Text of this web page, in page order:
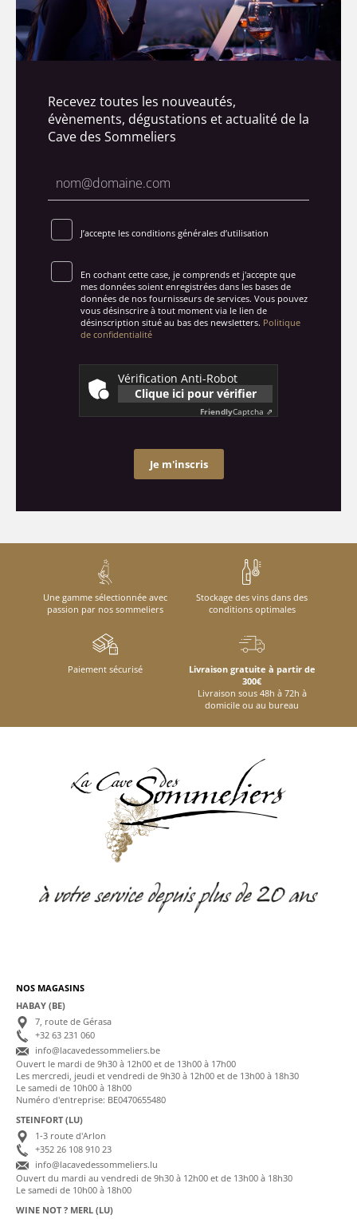
Recevez toutes les nouveautés,
évènements, dégustations et actualité de la
Cave des Sommeliers
J’accepte les conditions générales d’utilisation
En cochant cette case, je comprends et j'accepte que
mes données soient enregistrées dans les bases de
données de nos fournisseurs de services. Vous pouvez
vous désinscrire à tout moment via le lien de
désinscription situé au bas des newsletters. Politique
de confidentialité
Vérification Anti-Robot
Clique ici pour vérifier
FriendlyCaptcha ⇗
Je m'inscris
Une gamme sélectionnée avec
passion par nos sommeliers
Stockage des vins dans des
conditions optimales
Paiement sécurisé
Livraison gratuite à partir de
300€
Livraison sous 48h à 72h à
domicile ou au bureau
NOS MAGASINS
HABAY (BE)
7, route de Gérasa
+32 63 231 060
info@lacavedessommeliers.be
Ouvert le mardi de 9h30 à 12h00 et de 13h00 à 17h00
Les mercredi, jeudi et vendredi de 9h30 à 12h00 et de 13h00 à 18h30
Le samedi de 10h00 à 18h00
Numéro d'entreprise: BE0470655480
STEINFORT (LU)
1-3 route d'Arlon
+352 26 108 910 23
info@lacavedessommeliers.lu
Ouvert du mardi au vendredi de 9h30 à 12h00 et de 13h00 à 18h30
Le samedi de 10h00 à 18h00
WINE NOT ? MERL (LU)